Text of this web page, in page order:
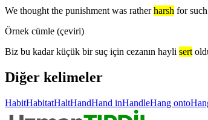
We thought the punishment was rather harsh for
Örnek cümle (çeviri)
Biz bu kadar küçük bir suç için cezanın hayli sert
Diğer kelimeler
HabitHabitatHaltHandHand inHandleHang onto